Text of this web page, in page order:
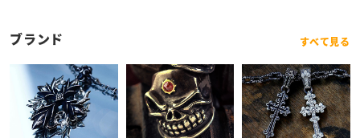
ブランド すべて見る